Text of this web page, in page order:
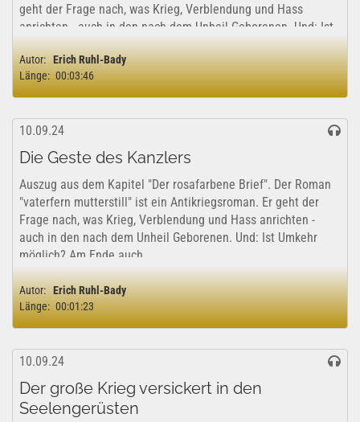
geht der Frage nach, was Krieg, Verblendung und Hass
anrichten - auch in den nach dem Unheil Geborenen. Und: Ist
Umkehr möglich? Am Ende...
Autor: Erich Ruhl-Bady
Länge: 00:03:46
10.09.24
Die Geste des Kanzlers
Auszug aus dem Kapitel "Der rosafarbene Brief". Der Roman
"vaterfern mutterstill" ist ein Antikriegsroman. Er geht der
Frage nach, was Krieg, Verblendung und Hass anrichten -
auch in den nach dem Unheil Geborenen. Und: Ist Umkehr
möglich? Am Ende auch...
Autor: Erich Ruhl-Bady
Länge: 00:01:23
10.09.24
Der große Krieg versickert in den
Seelengerüsten